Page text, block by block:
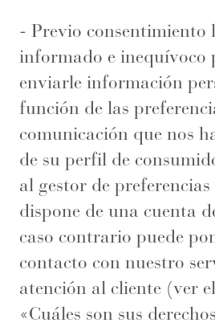
- Previo consentimiento
informado e inequívoco
enviarle información
función de las
comunicación que nos
de su perfil de
al gestor de preferencias
dispone de una cuenta
caso contrario puede
contacto con nuestro
atención al cliente (ver
«Cuáles son sus